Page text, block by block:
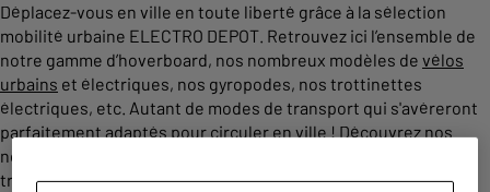
Déplacez-vous en ville en toute liberté grâce à la sélection
mobilité urbaine ELECTRO DEPOT. Retrouvez ici l’ensemble de
notre gamme d’hoverboard, nos nombreux modèles de vélos
urbains et électriques, nos gyropodes, nos trottinettes
électriques, etc. Autant de modes de transport qui s'avéreront
parfaitement adaptés pour circuler en ville ! Découvrez nos
nombreux types de vélos urbains : l’idéal pour effectuer les
trajets quotidiens !